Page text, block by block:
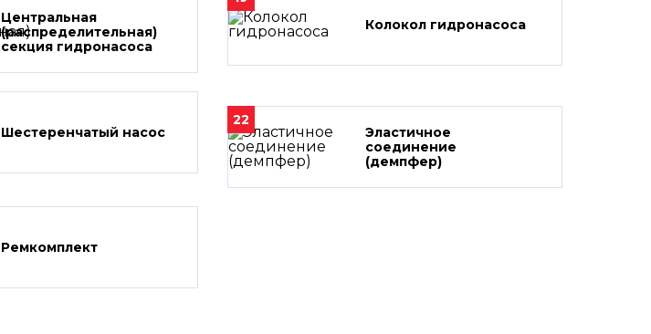
Центральная
(распределительная)
секция гидронасоса
Колокол гидронасоса
Шестеренчатый насос
22
Эластичное
соединение
(демпфер)
Ремкомплект